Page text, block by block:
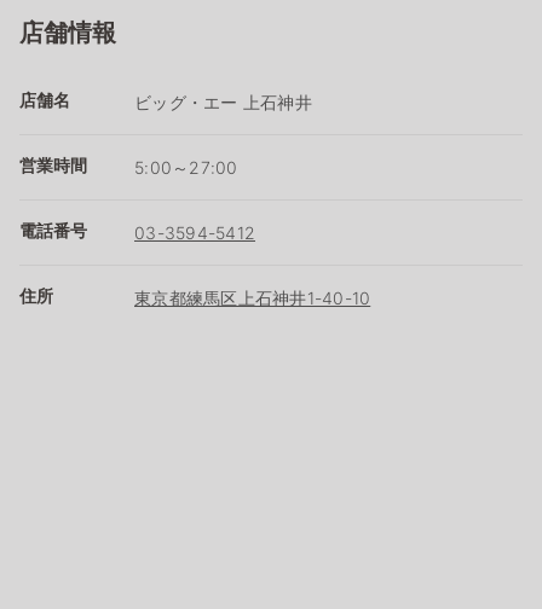
店舗情報
店舗名 ビッグ・エー 上石神井
営業時間 5:00～27:00
電話番号 03-3594-5412
住所 東京都練馬区上石神井1-40-10